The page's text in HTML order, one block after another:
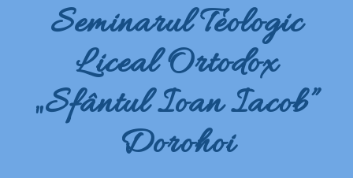
Seminarul Teologic
Liceal Ortodox
„Sfântul Ioan Iacob”
Dorohoi